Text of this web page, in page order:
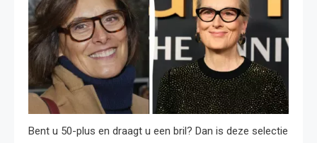
Bent u 50-plus en draagt u een bril? Dan is deze selectie